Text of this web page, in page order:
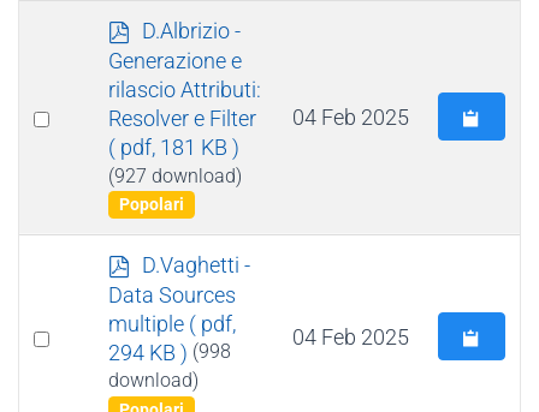
Select
p
d
f
D.Albrizio -
Generazione e
rilascio Attributi:
Resolver e Filter
( pdf, 181 KB )
(927 download)
Popolari
04 Feb 2025
Select
p
d
f
D.Vaghetti -
Data Sources
multiple ( pdf,
294 KB ) (998
download)
04 Feb 2025